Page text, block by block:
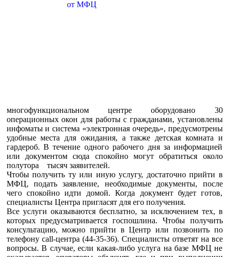
многофункциональном центре оборудовано 30
операционных окон для работы с гражданами, установлены
инфоматы и система «электронная очередь», предусмотрены
удобные места для ожидания, а также детская комната и
гардероб. В течение одного рабочего дня за информацией
или документом сюда спокойно могут обратиться около
полутора тысяч заявителей.
Чтобы получить ту или иную услугу, достаточно прийти в
МФЦ, подать заявление, необходимые документы, после
чего спокойно идти домой. Когда документ будет готов,
специалисты Центра пригласят для его получения.
Все услуги оказываются бесплатно, за исключением тех, в
которых предусматривается госпошлина. Чтобы получить
консультацию, можно прийти в Центр или позвонить по
телефону call-центра (44-35-36). Специалисты ответят на все
вопросы. В случае, если какая-либо услуга на базе МФЦ не